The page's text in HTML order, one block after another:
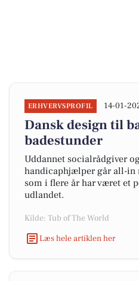
ERHVERVSPROFIL 14-01-
Dansk design til
badestunder
Uddannet socialrådgiver
handicaphjælper går all-in
som i flere år har været et
udlandet.
Kilde: Tub of The World
Læs hele artiklen her